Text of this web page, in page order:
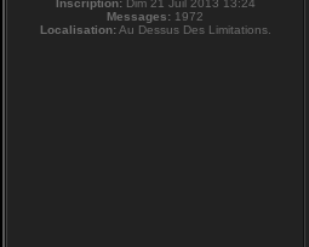
Inscription:Dim 21 Juil 2013 13:24
Messages: 1972
Localisation:Au Dessus Des Limitations.